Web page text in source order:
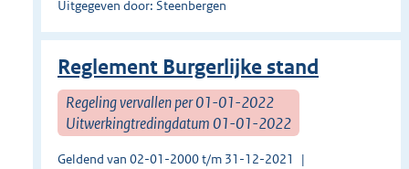
Uitgegeven door: Steenbergen
Reglement Burgerlijke stand
Regeling vervallen per 01-01-2022
Uitwerkingtredingdatum 01-01-2022
Geldend van 02-01-2000 t/m 31-12-2021